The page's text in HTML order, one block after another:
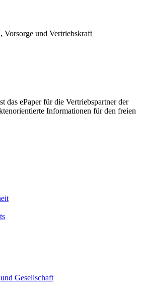
Vorsorge und Vertriebskraft
das ePaper für die Vertriebspartner der
Informationen für den freien
Gesellschaft